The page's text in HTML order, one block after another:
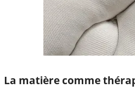
La matière comme